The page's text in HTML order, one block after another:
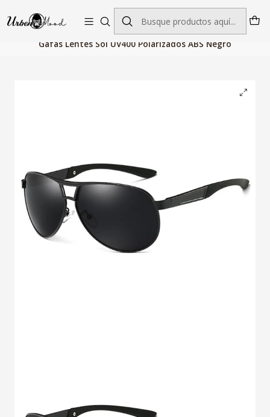
Envío GRATIS desde $60.000 | Entregas rápidas 1–5 días hábiles
Accesorios de Moda Gafas Hombre
Gafas Lentes Sol UV400 Polarizados ABS Negro